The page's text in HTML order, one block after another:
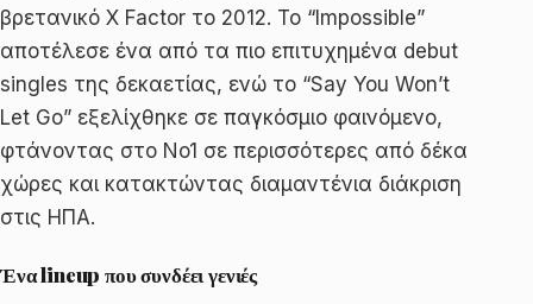
βρετανικό X Factor το 2012. Το “Impossible”
αποτέλεσε ένα από τα πιο επιτυχημένα debut
singles της δεκαετίας, ενώ το “Say You Won’t
Let Go” εξελίχθηκε σε παγκόσμιο φαινόμενο,
φτάνοντας στο No1 σε περισσότερες από δέκα
χώρες και κατακτώντας διαμαντένια διάκριση
στις ΗΠΑ.
Ένα lineup που συνδέει γενιές